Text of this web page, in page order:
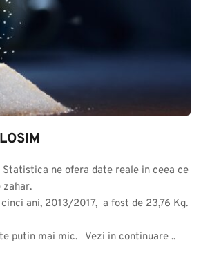
ne ofera date reale in ceea ce
zahar.
ani, 2013/2017,  a fost de 23,76 Kg.
putin mai mic.   Vezi in continuare ..